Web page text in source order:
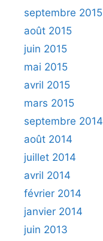
septembre 2015
août 2015
juin 2015
mai 2015
avril 2015
mars 2015
septembre 2014
août 2014
juillet 2014
avril 2014
février 2014
janvier 2014
juin 2013